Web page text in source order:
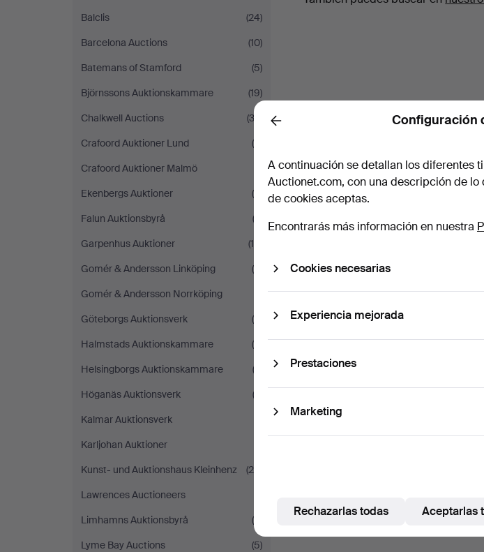
Balclis
(24)
Barcelona Auctions
(10)
Batemans of Stamford
(5)
Björnssons Auktionskammare
(19)
Chalkwell Auctions
(33)
Crafoord Auktioner Lund
(6)
Crafoord Auktioner Malmö
Ekenbergs Auktioner
(4)
Falun Auktionsbyrå
(2)
Garpenhus Auktioner
(16)
Gomér & Andersson Linköping
(8)
Gomér & Andersson Norrköping
Göteborgs Auktionsverk
(4)
Halmstads Auktionskammare
(4)
Helsingborgs Auktionskammare
(2)
Höganäs Auktionsverk
(3)
Kalmar Auktionsverk
Karljohan Auktioner
Kunst- und Auktionshaus Kleinhenz
(20)
Lawrences Auctioneers
Limhamns Auktionsbyrå
(6)
Lyme Bay Auctions
(5)
Back Configuración
A continuación se detallan los diferentes
Auctionet.com, con una descripción de
de cookies aceptas.
Encontrarás más información en nuestra
Cookies necesarias
Experiencia mejorada
Prestaciones
Marketing
Rechazarlas todas Aceptarlas